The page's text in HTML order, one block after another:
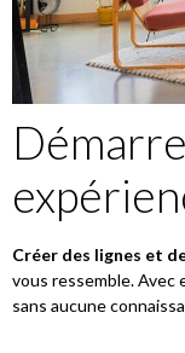
Créer des lignes et
vous ressemble. Avec
sans aucune